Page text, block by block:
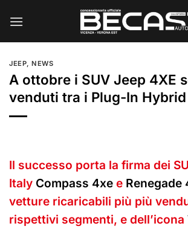
JEEP,NEWS
A ottobre i SUV Jeep 4XE
venduti tra i Plug-In Hybrid
Il successo porta la firma dei
Italy Compass 4xe e Renegade
vetture ricaricabili più più
rispettivi segmenti, e dell’icona